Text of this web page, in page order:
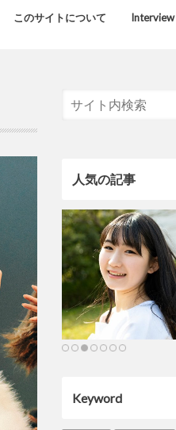
このサイトについて Interview
人気の記事
Keyword